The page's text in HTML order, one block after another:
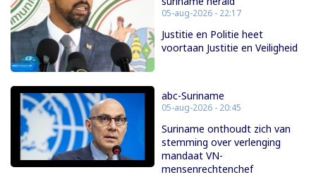
05-aug-2026 - 22:17
Justitie en Politie heet
voortaan Justitie en Veiligheid
abc-Suriname
05-aug-2026 - 20:45
Suriname onthoudt zich van
stemming over verlenging
mandaat VN-
mensenrechtenchef